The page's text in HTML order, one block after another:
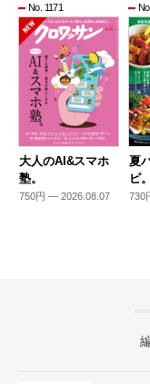
No. 1171
大人のAI&スマホ
塾。
750円 — 2026.08.07
夏
ピ。
730